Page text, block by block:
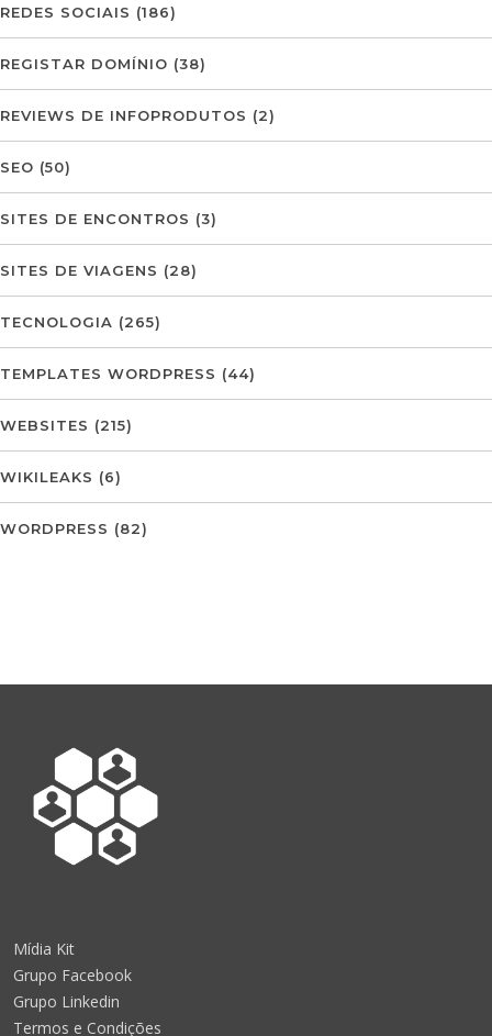
REDES SOCIAIS (186)
REGISTAR DOMÍNIO (38)
REVIEWS DE INFOPRODUTOS (2)
SEO (50)
SITES DE ENCONTROS (3)
SITES DE VIAGENS (28)
TECNOLOGIA (265)
TEMPLATES WORDPRESS (44)
WEBSITES (215)
WIKILEAKS (6)
WORDPRESS (82)
Mídia Kit
Grupo Facebook
Grupo Linkedin
Termos e Condições